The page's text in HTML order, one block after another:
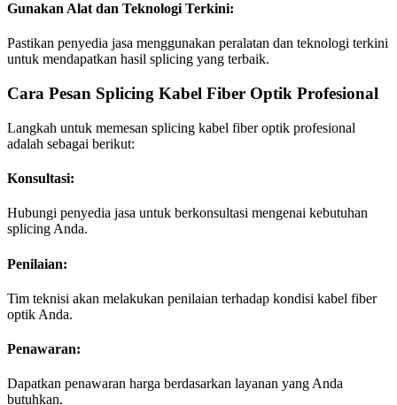
Gunakan Alat dan Teknologi Terkini:
Pastikan penyedia jasa menggunakan peralatan dan teknologi terkini
untuk mendapatkan hasil splicing yang terbaik.
Cara Pesan Splicing Kabel Fiber Optik Profesional
Langkah untuk memesan splicing kabel fiber optik profesional
adalah sebagai berikut:
Konsultasi:
Hubungi penyedia jasa untuk berkonsultasi mengenai kebutuhan
splicing Anda.
Penilaian:
Tim teknisi akan melakukan penilaian terhadap kondisi kabel fiber
optik Anda.
Penawaran:
Dapatkan penawaran harga berdasarkan layanan yang Anda
butuhkan.